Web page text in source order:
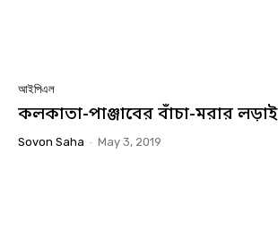
আইপিএল
কলকাতা-পাঞ্জাবের বাঁচা-মরার লড়াই
Sovon Saha - May 3, 2019